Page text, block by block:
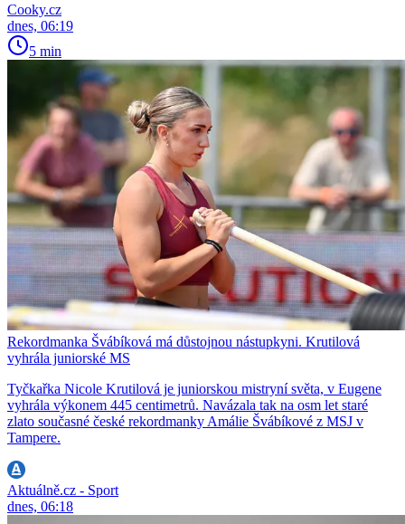
Cooky.cz
dnes, 06:19
5 min
Rekordmanka Švábíková má důstojnou nástupkyni. Krutilová
vyhrála juniorské MS
Tyčkařka Nicole Krutilová je juniorskou mistryní světa, v Eugene
vyhrála výkonem 445 centimetrů. Navázala tak na osm let staré
zlato současné české rekordmanky Amálie Švábíkové z MSJ v
Tampere.
Aktuálně.cz - Sport
dnes, 06:18